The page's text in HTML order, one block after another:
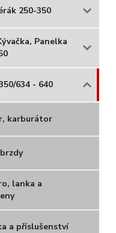
250-350
Panelka
634 - 640
karburátor
lanka a
a příslušenství